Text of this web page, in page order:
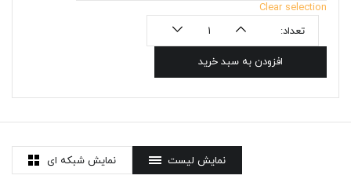
Clear selection
تعداد:
افزودن به سبد خرید
نمایش شبکه ای نمایش لیست